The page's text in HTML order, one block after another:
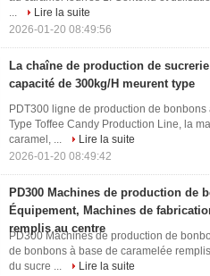
...
Lire la suite
2026-01-20 08:49:56
La chaîne de production de
capacité de 300kg/H meurent type
PDT300 ligne de production de
Type Toffee Candy Production Line, la
caramel, ...
Lire la suite
2026-01-20 08:49:42
PD300 Machines de production de
Équipement, Machines de
remplis au centre
PD300 Machines de production de
de bonbons à base de caramelée
du sucre ...
Lire la suite